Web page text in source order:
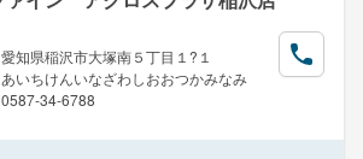
愛知県稲沢市大塚南５丁目１?１
あいちけんいなざわしおおつかみなみ
0587-34-6788